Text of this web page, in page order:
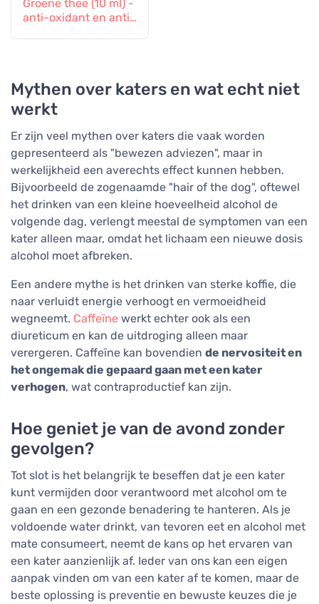
Groene thee (10 ml) -
anti-oxidant en anti-
Mythen over katers en wat echt niet
werkt
Er zijn veel mythen over katers die vaak worden
gepresenteerd als "bewezen adviezen", maar in
werkelijkheid een averechts effect kunnen hebben.
Bijvoorbeeld de zogenaamde "hair of the dog", oftewel
het drinken van een kleine hoeveelheid alcohol de
volgende dag, verlengt meestal de symptomen van een
kater alleen maar, omdat het lichaam een nieuwe dosis
alcohol moet afbreken.
Een andere mythe is het drinken van sterke koffie, die
naar verluidt energie verhoogt en vermoeidheid
wegneemt. Caffeïne werkt echter ook als een
diureticum en kan de uitdroging alleen maar
verergeren. Caffeïne kan bovendien de nervositeit en
het ongemak die gepaard gaan met een kater
verhogen, wat contraproductief kan zijn.
Hoe geniet je van de avond zonder
gevolgen?
Tot slot is het belangrijk te beseffen dat je een kater
kunt vermijden door verantwoord met alcohol om te
gaan en een gezonde benadering te hanteren. Als je
voldoende water drinkt, van tevoren eet en alcohol met
mate consumeert, neemt de kans op het ervaren van
een kater aanzienlijk af. Ieder van ons kan een eigen
aanpak vinden om van een kater af te komen, maar de
beste oplossing is preventie en bewuste keuzes die je